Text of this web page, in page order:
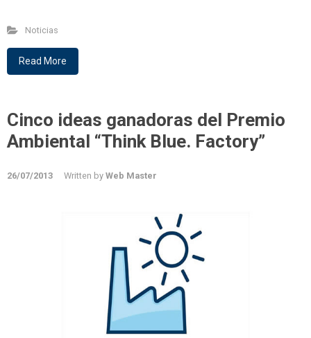
Noticias
Read More
Cinco ideas ganadoras del Premio
Ambiental “Think Blue. Factory”
26/07/2013 Written by Web Master